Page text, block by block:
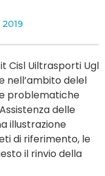
Cisl Uiltrasporti Ugl
nell’ambito delel
problematiche
delle
illustrazione
di riferimento, le
il rinvio della